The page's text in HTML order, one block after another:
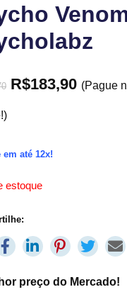
R$183,90 (Pague
em até 12x!
estoque
preço do Mercado!